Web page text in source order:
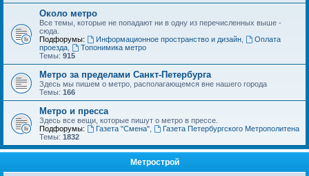
Около метро
Все темы, которые не попадают ни в одну из перечисленных выше -
сюда.
Подфорумы:
Информационное пространство и дизайн,
Оплата
проезда
Топонимика метро
Темы: 915
Метро за пределами Санкт-Петербурга
Здесь мы пишем о метро, располагающемся вне нашего города
Темы: 166
Метро и пресса
Здесь все вещи, которые пишут о метро в прессе.
Подфорумы:
Газета "Смена",
Газета Петербургского Метрополитена
Темы: 1832
Метрострой